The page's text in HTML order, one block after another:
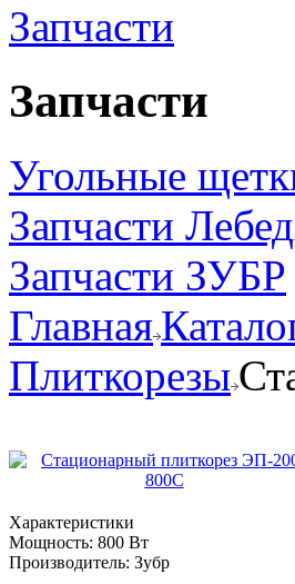
Запчасти
Запчасти
Угольные
Запчасти
Запчасти ЗУБР
Главная
Плиткорезы
Характеристики
Мощность: 800 Вт
Производитель: Зубр